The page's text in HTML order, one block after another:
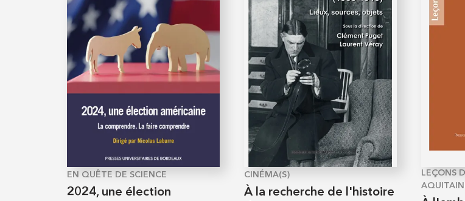
EN QUÊTE DE SCIENCE
2024, une élection
CINÉMA(S)
À la recherche de l'histoire
LEÇONS